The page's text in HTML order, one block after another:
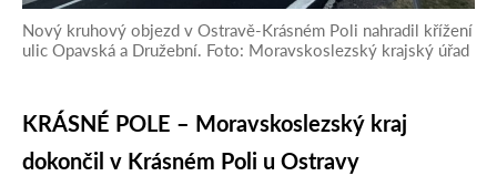
Nový kruhový objezd v Ostravě‑Krásném Poli nahradil křížení
ulic Opavská a Družební. Foto: Moravskoslezský krajský úřad
KRÁSNÉ POLE – Moravskoslezský kraj
dokončil v Krásném Poli u Ostravy